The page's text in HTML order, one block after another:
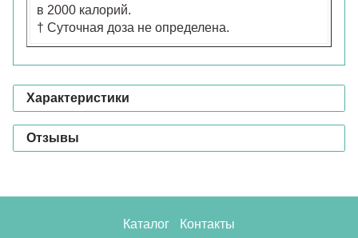
в 2000 калорий.
† Суточная доза не определена.
Характеристики
Отзывы
Каталог Контакты